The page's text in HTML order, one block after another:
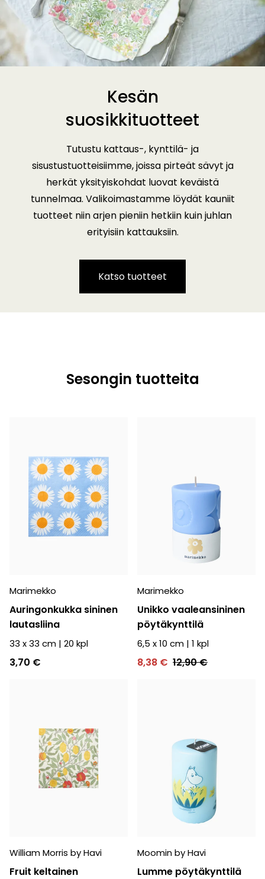
Kesän
suosikkituotteet
Tutustu kattaus-, kynttilä- ja
sisustustuotteisiimme, joissa pirteät sävyt ja
herkät yksityiskohdat luovat keväistä
tunnelmaa. Valikoimastamme löydät kauniit
tuotteet niin arjen pieniin hetkiin kuin juhlan
erityisiin kattauksiin.
Katso tuotteet
Sesongin tuotteita
Marimekko
Auringonkukka sininen
lautasliina
33 x 33 cm | 20 kpl
3,70 €
Marimekko
Unikko vaaleansininen
pöytäkynttilä
6,5 x 10 cm | 1 kpl
8,38 € 12,90 €
William Morris by Havi
Fruit keltainen
Moomin by Havi
Lumme pöytäkynttilä